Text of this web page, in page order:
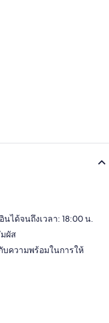
ได้จนถึงเวลา: 18:00 น.
ผัส
บความพร้อมในการให้